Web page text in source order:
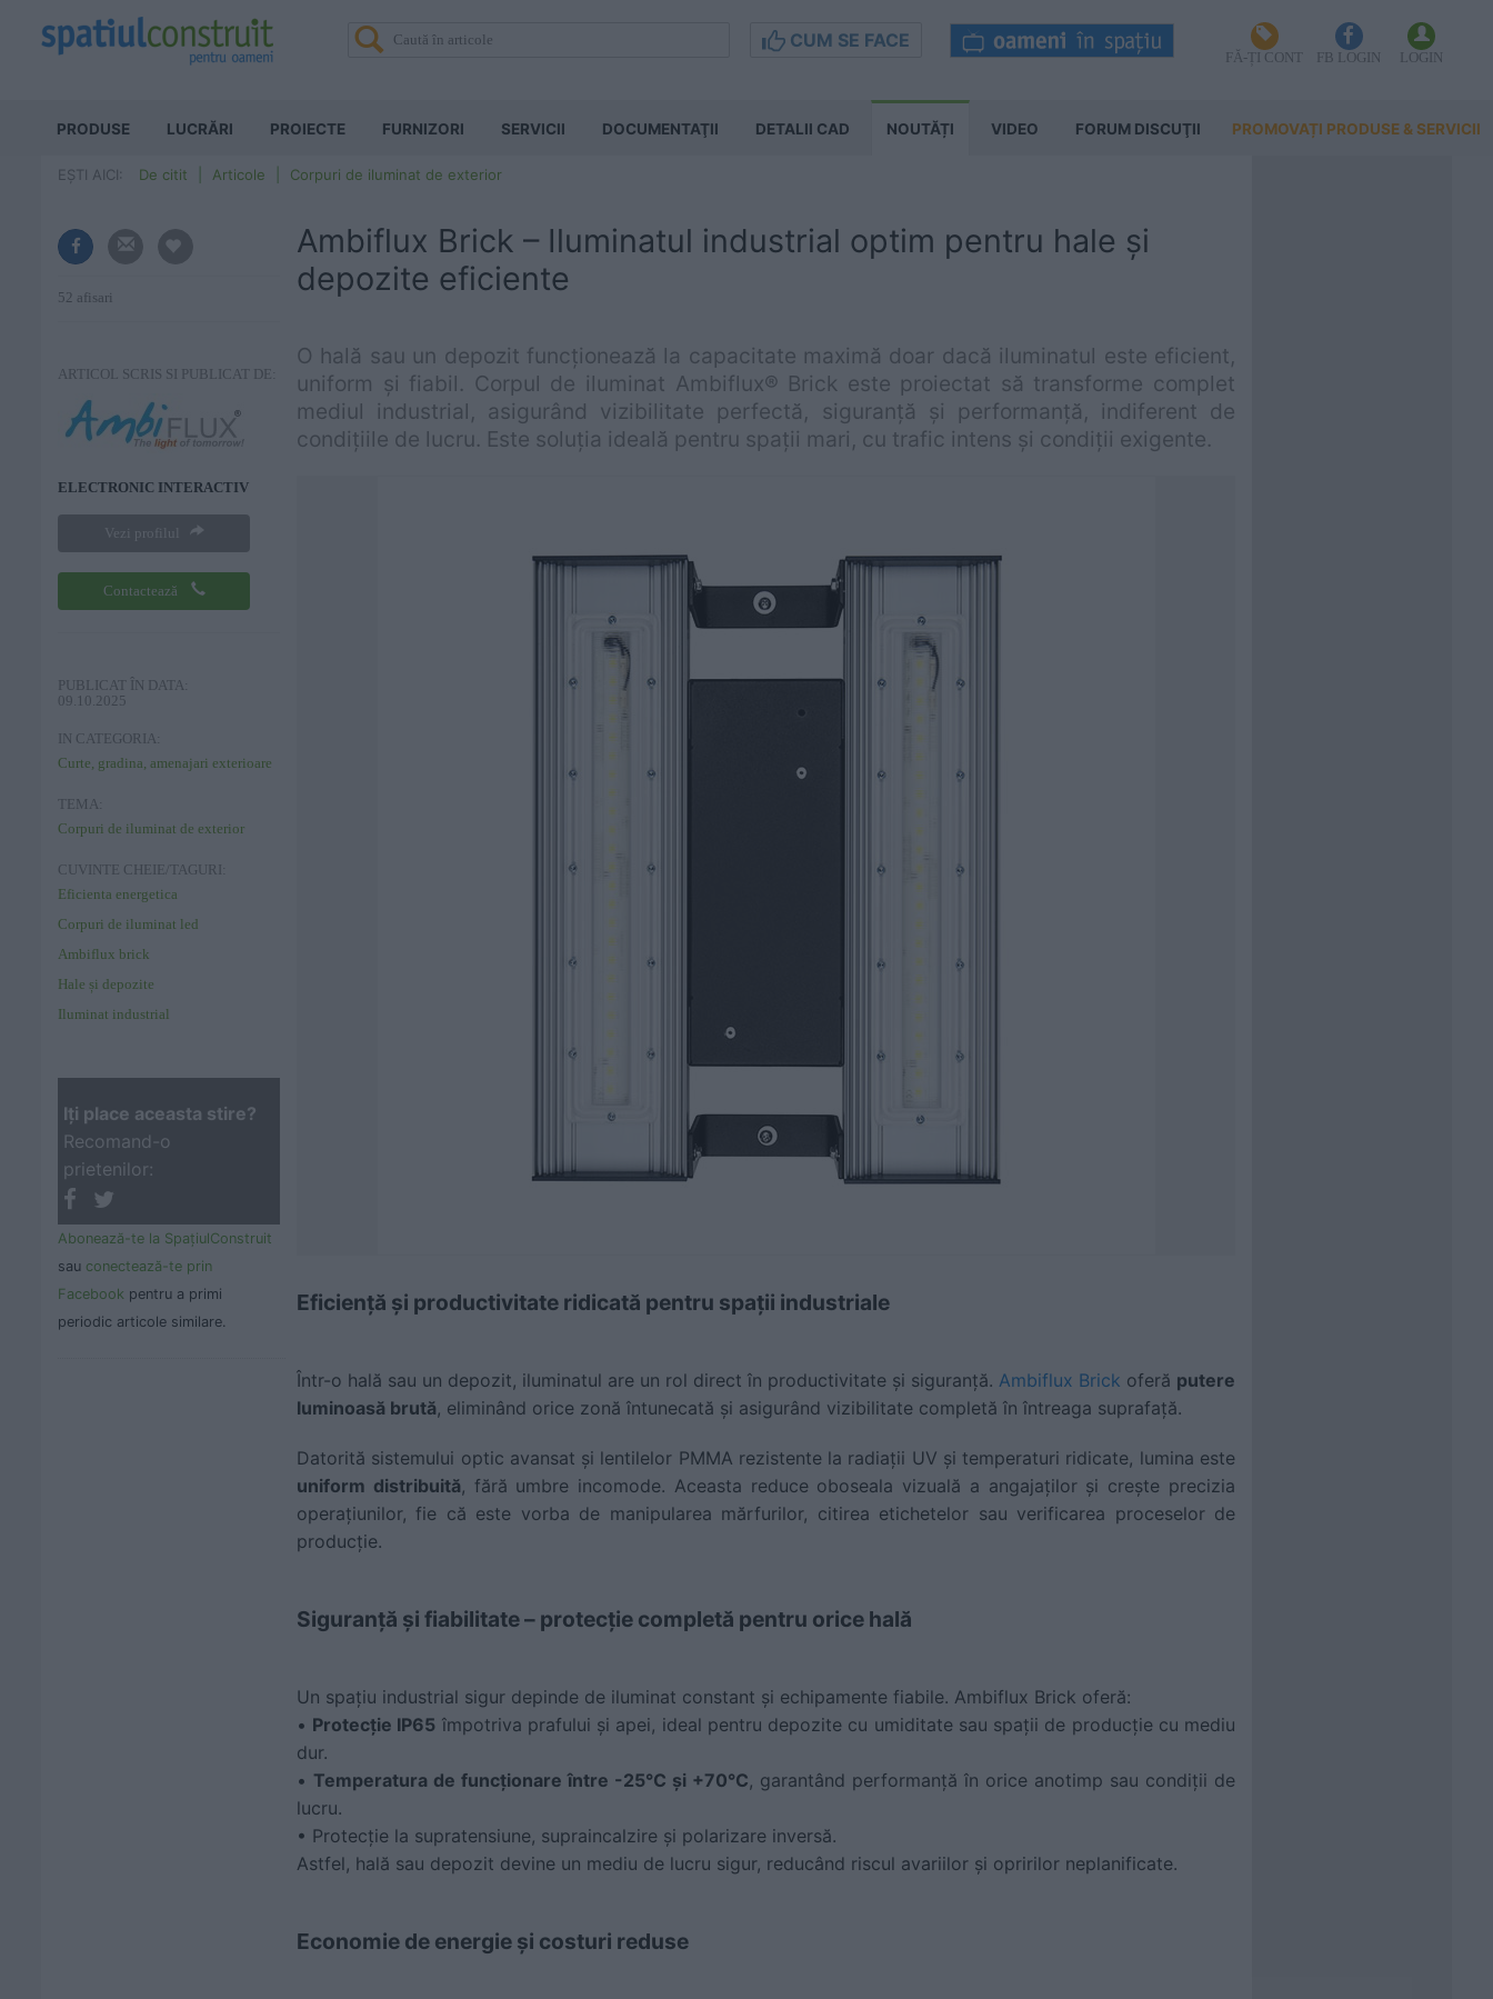
CUM SE FACE
FĂ-ȚI CONT FB LOGIN LOGIN
PRODUSE LUCRĂRI PROIECTE FURNIZORI SERVICII DOCUMENTAŢII DETALII CAD NOUTĂȚI VIDEO FORUM DISCUŢII PROMOVAȚI PRODUSE & SERVICII
EȘTI AICI: De citit Articole Corpuri de iluminat de exterior
52 afisari
ARTICOL SCRIS SI PUBLICAT DE:
ELECTRONIC INTERACTIV
Vezi profilul
Contactează
PUBLICAT ÎN DATA:
09.10.2025
IN CATEGORIA:
Curte, gradina, amenajari exterioare
TEMA:
Corpuri de iluminat de exterior
CUVINTE CHEIE/TAGURI:
Eficienta energetica
Corpuri de iluminat led
Ambiflux brick
Hale și depozite
Iluminat industrial
Iţi place aceasta stire?
Recomand-o
prietenilor:
Abonează-te la SpaţiulConstruit
sau conectează-te prin
Facebook pentru a primi
periodic articole similare.
Ambiflux Brick – Iluminatul industrial optim pentru hale și
depozite eficiente
O hală sau un depozit funcționează la capacitate maximă doar dacă iluminatul este eficient,
uniform și fiabil. Corpul de iluminat Ambiflux® Brick este proiectat să transforme complet
mediul industrial, asigurând vizibilitate perfectă, siguranță și performanță, indiferent de
condițiile de lucru. Este soluția ideală pentru spații mari, cu trafic intens și condiții exigente.
Eficiență și productivitate ridicată pentru spații industriale
Într-o hală sau un depozit, iluminatul are un rol direct în productivitate și siguranță. Ambiflux Brick oferă putere
luminoasă brută, eliminând orice zonă întunecată și asigurând vizibilitate completă în întreaga suprafață.
Datorită sistemului optic avansat și lentilelor PMMA rezistente la radiații UV și temperaturi ridicate, lumina este
uniform distribuită, fără umbre incomode. Aceasta reduce oboseala vizuală a angajaților și crește precizia
operațiunilor, fie că este vorba de manipularea mărfurilor, citirea etichetelor sau verificarea proceselor de
producție.
Siguranță și fiabilitate – protecție completă pentru orice hală
Un spațiu industrial sigur depinde de iluminat constant și echipamente fiabile. Ambiflux Brick oferă:
• Protecție IP65 împotriva prafului și apei, ideal pentru depozite cu umiditate sau spații de producție cu mediu
dur.
• Temperatura de funcționare între -25°C și +70°C, garantând performanță în orice anotimp sau condiții de
lucru.
• Protecție la supratensiune, supraincalzire și polarizare inversă.
Astfel, hală sau depozit devine un mediu de lucru sigur, reducând riscul avariilor și opririlor neplanificate.
Economie de energie și costuri reduse